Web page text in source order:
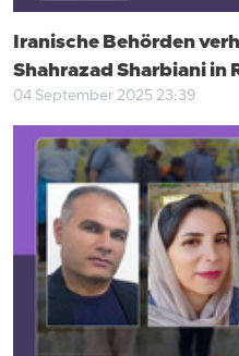
Iranische Behörden
Shahrazad Sharbiani in
04 September 2025 23:39